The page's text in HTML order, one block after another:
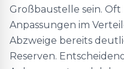
Großbaustelle sein.
Anpassungen im
Abzweige bereits
Reserven.